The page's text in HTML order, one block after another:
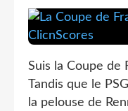
Suis la Coupe de
Tandis que le
la pelouse de